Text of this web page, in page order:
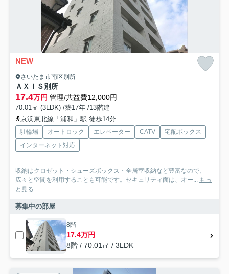
NEW
さいたま市南区別所
ＡＸＩＳ別所
17.4万円 管理/共益費12,000円
70.01㎡ (3LDK) /築17年 /13階建
京浜東北線「浦和」駅 徒歩14分
駐輪場 オートロック エレベーター CATV
宅配ボックス
インターネット対応
収納はクロゼット・シューズボックス・全居室収納など豊富なので、
広々と空間を利用することも可能です。セキュリティ面は、オー...
もっ
と見る
募集中の部屋
8階
17.4万円
8階 / 70.01㎡ / 3LDK